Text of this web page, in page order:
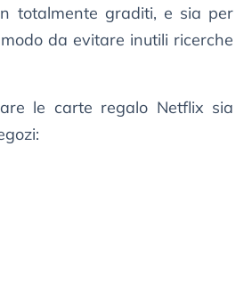
totalmente graditi, e sia per
da evitare inutili ricerche
le carte regalo Netflix sia